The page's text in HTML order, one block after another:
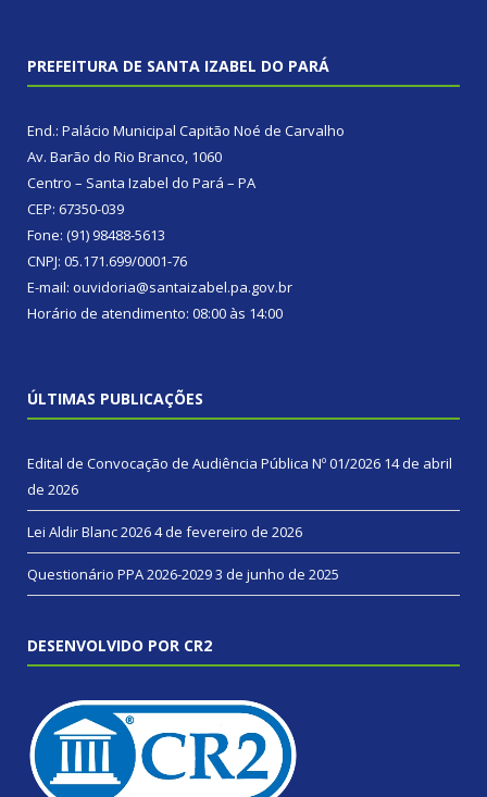
PREFEITURA DE SANTA IZABEL DO PARÁ
End.: Palácio Municipal Capitão Noé de Carvalho
Av. Barão do Rio Branco, 1060
Centro – Santa Izabel do Pará – PA
CEP: 67350-039
Fone: (91) 98488-5613
CNPJ: 05.171.699/0001-76
E-mail: ouvidoria@santaizabel.pa.gov.br
Horário de atendimento: 08:00 às 14:00
ÚLTIMAS PUBLICAÇÕES
Edital de Convocação de Audiência Pública Nº 01/2026 14 de abril
de 2026
Lei Aldir Blanc 20264 de fevereiro de 2026
Questionário PPA 2026-20293 de junho de 2025
DESENVOLVIDO POR CR2